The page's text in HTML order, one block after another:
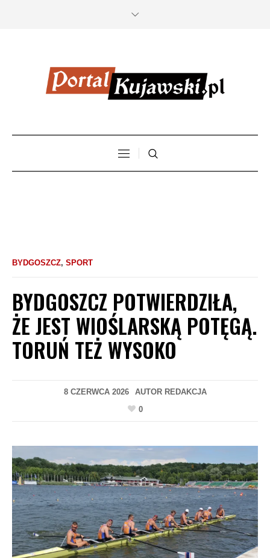
BYDGOSZCZ, SPORT
BYDGOSZCZ POTWIERDZIŁA,
ŻE JEST WIOŚLARSKĄ POTĘGĄ.
TORUŃ TEŻ WYSOKO
8 CZERWCA 2026 AUTOR REDAKCJA
0